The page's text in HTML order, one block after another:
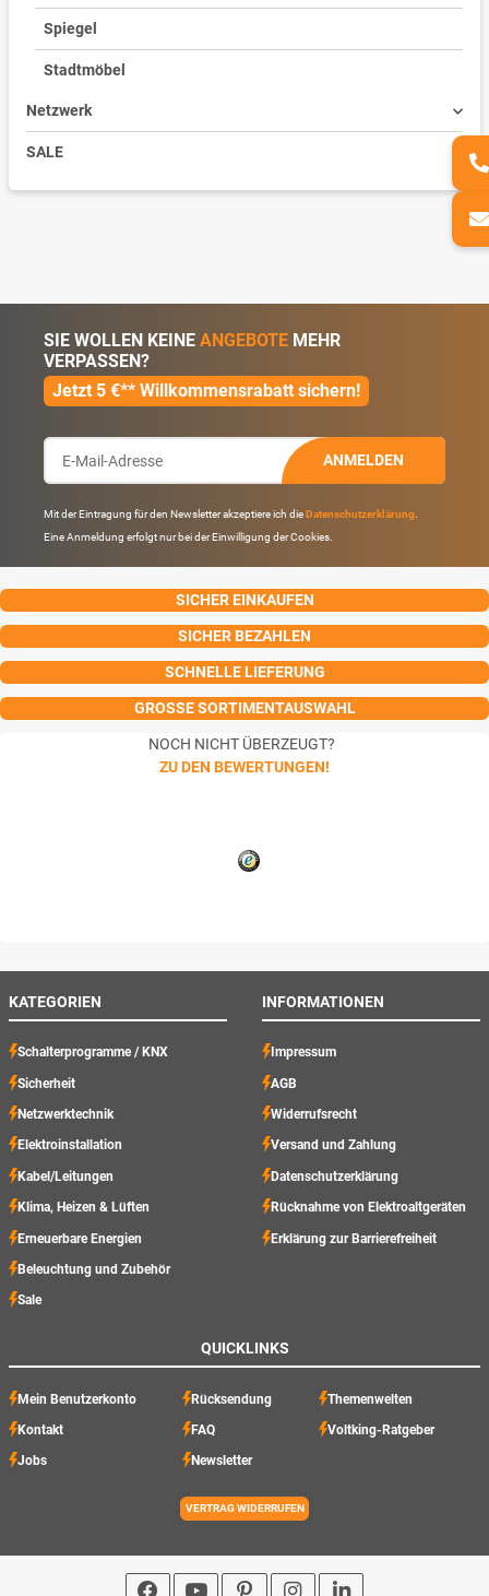
Spiegel
Stadtmöbel
Netzwerk
SALE
SIE WOLLEN KEINE ANGEBOTE MEHR
VERPASSEN?
Jetzt 5 €** Willkommensrabatt sichern!
ANMELDEN
Mit der Eintragung für den Newsletter akzeptiere ich dieDatenschutzerklärung
Eine Anmeldung erfolgt nur bei der Einwilligung der Cookies.
SICHER EINKAUFEN
SICHER BEZAHLEN
SCHNELLE LIEFERUNG
GROSSE SORTIMENTAUSWAHL
NOCH NICHT ÜBERZEUGT?
ZU DEN BEWERTUNGEN!
KATEGORIEN
Schalterprogramme / KNX
Sicherheit
Netzwerktechnik
Elektroinstallation
Kabel/Leitungen
Klima, Heizen & Lüften
Erneuerbare Energien
Beleuchtung und Zubehör
Sale
INFORMATIONEN
Impressum
AGB
Widerrufsrecht
Versand und Zahlung
Datenschutzerklärung
Rücknahme von Elektroaltgeräten
Erklärung zur Barrierefreiheit
QUICKLINKS
Mein Benutzerkonto Rücksendung Themenwelten
Kontakt FAQ Voltking-Ratgeber
Jobs Newsletter
VERTRAG WIDERRUFEN